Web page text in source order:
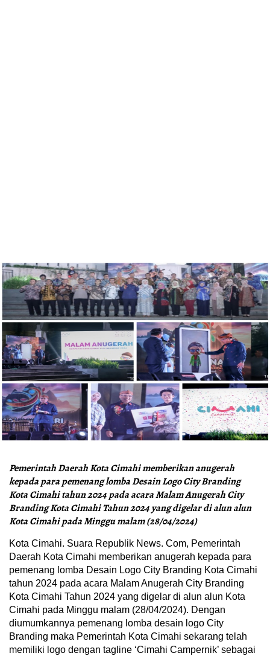
Pemerintah Daerah Kota Cimahi memberikan anugerah
kepada para pemenang lomba Desain Logo City Branding
Kota Cimahi tahun 2024 pada acara Malam Anugerah City
Branding Kota Cimahi Tahun 2024 yang digelar di alun alun
Kota Cimahi pada Minggu malam (28/04/2024)
Kota Cimahi. Suara Republik News. Com, Pemerintah
Daerah Kota Cimahi memberikan anugerah kepada para
pemenang lomba Desain Logo City Branding Kota Cimahi
tahun 2024 pada acara Malam Anugerah City Branding
Kota Cimahi Tahun 2024 yang digelar di alun alun Kota
Cimahi pada Minggu malam (28/04/2024). Dengan
diumumkannya pemenang lomba desain logo City
Branding maka Pemerintah Kota Cimahi sekarang telah
memiliki logo dengan tagline ‘Cimahi Campernik’ sebagai